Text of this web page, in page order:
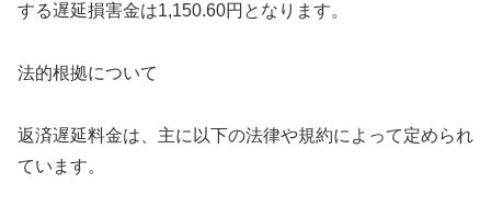
する遅延損害金は1,150.60円となります。
法的根拠について
返済遅延料金は、主に以下の法律や規約によって定められ
ています。